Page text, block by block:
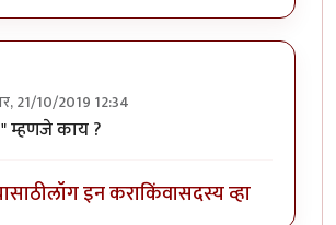
21/10/2019 12:34
म्हणजे काय ?
लॉग इन कराकिंवासदस्य व्हा